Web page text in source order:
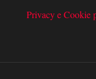
Privacy e Cookie